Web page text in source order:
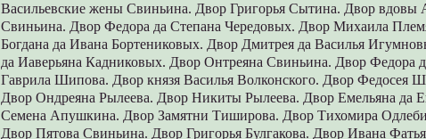
Васильевские жены Свиньина. Двор Григорья Сытина. Двор
Свиньина. Двор Федора да Степана Чередовых. Двор Михаила
Богдана да Ивана Бортениковых. Двор Дмитрея да Василья
да Иаверьяна Кадниковых. Двор Онтреяна Свиньина. Двор
Гаврила Шипова. Двор князя Василья Волконского. Двор Федосея
Двор Ондреяна Рылеева. Двор Никиты Рылеева. Двор Емельяна да
Семена Апушкина. Двор Замятни Тиширова. Двор Тихомира
Двор Пятова Свиньина. Двор Григорья Булгакова. Двор Ивана